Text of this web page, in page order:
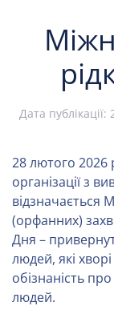
Дата публікації:
28 лютого 2026
організації з
відзначається
(орфанних)
Дня –
людей, які
обізнаність
людей.